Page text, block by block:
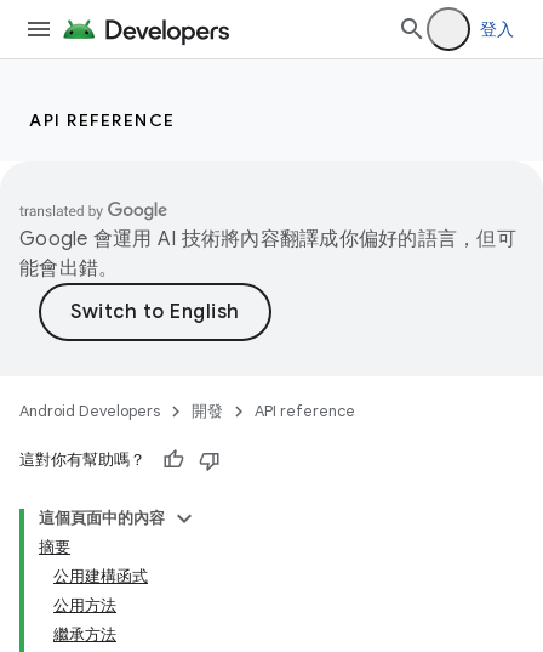
登入
API REFERENCE
Google 會運用 AI 技術將內容翻譯成你偏好的語言，但可
能會出錯。
Android Developers 開發 API reference
這對你有幫助嗎？
這個頁面中的內容
摘要
公用建構函式
公用方法
繼承方法